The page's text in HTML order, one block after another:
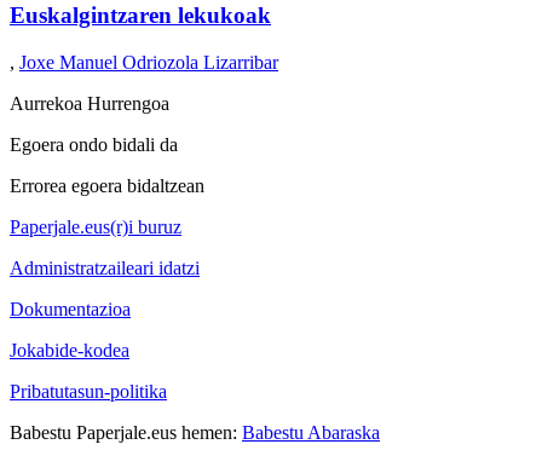
Euskalgintzaren lekukoak
, Joxe Manuel Odriozola Lizarribar
Aurrekoa Hurrengoa
Egoera ondo bidali da
Errorea egoera bidaltzean
Paperjale.eus(r)i buruz
Administratzaileari idatzi
Dokumentazioa
Jokabide-kodea
Pribatutasun-politika
Babestu Paperjale.eus hemen: Babestu Abaraska